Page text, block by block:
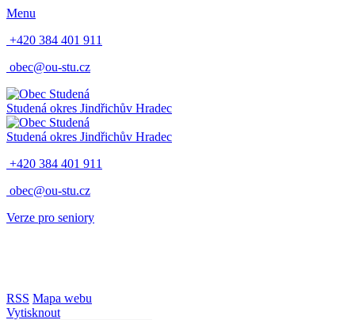
Menu
+420 384 401 911
obec@ou-stu.cz
Studená okres Jindřichův Hradec
Studená okres Jindřichův Hradec
+420 384 401 911
obec@ou-stu.cz
Verze pro seniory
RSS Mapa webu
Vytisknout